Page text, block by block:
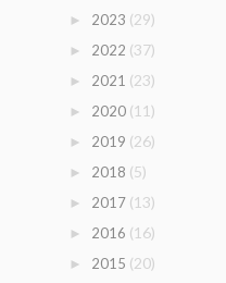
► 2023 (29)
► 2022 (37)
► 2021 (23)
► 2020 (11)
► 2019 (26)
► 2018 (5)
► 2017 (13)
► 2016 (16)
► 2015 (20)